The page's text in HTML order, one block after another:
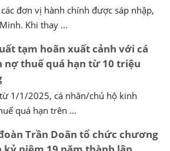
đơn vị hành chính được sáp nhập,
Khi thay ...
tạm hoãn xuất cảnh với cá
nợ thuế quá hạn từ 10 triệu
1/1/2025, cá nhân/chủ hộ kinh
quá hạn trên ...
Trần Doãn tổ chức chương